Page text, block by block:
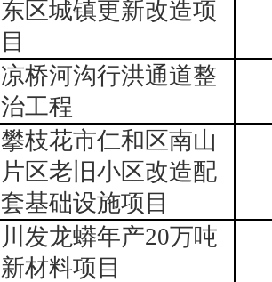
东区城镇更新改造项
目
凉桥河沟行洪通道整
治工程
攀枝花市仁和区南山
片区老旧小区改造配
套基础设施项目
川发龙蟒年产20万吨
新材料项目